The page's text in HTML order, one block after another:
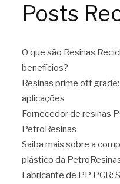
Posts
O que são Resinas
benefícios?
Resinas prime off
aplicações
Fornecedor de resinas
PetroResinas
Saiba mais sobre a
plástico da
Fabricante de PP PCR: